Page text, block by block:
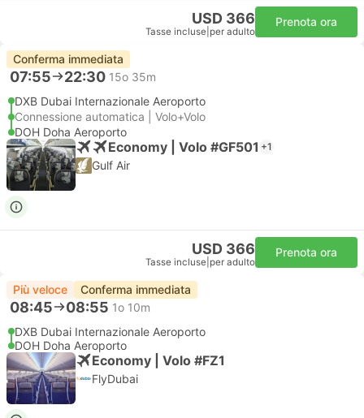
USD 366
Tasse incluse per adulto
Prenota ora
Conferma immediata
07:55 22:30 15o 35m
DXB Dubai Internazionale Aeroporto
Connessione automatica | Volo+Volo
DOH Doha Aeroporto
Economy | Volo #GF501 +1
Gulf Air
USD 366
Tasse incluse per adulto
Prenota ora
Più veloce Conferma immediata
08:45 08:55 1o 10m
DXB Dubai Internazionale Aeroporto
DOH Doha Aeroporto
Economy | Volo #FZ1
FlyDubai